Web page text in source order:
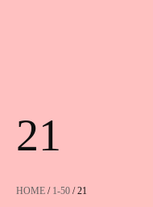
21
HOME / 1-50 / 21